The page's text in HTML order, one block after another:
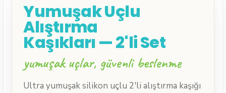
Yumuşak Uçlu
Alıştırma
Kaşıkları — 2'li Set
yumuşak uçlar, güvenli beslenme
Ultra yumuşak silikon uçlu 2'li alıştırma kaşığı